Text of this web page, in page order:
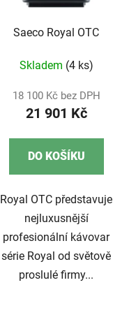
Saeco Royal OTC
Skladem (4 ks)
18 100 Kč bez DPH
21 901 Kč
DO KOŠÍKU
Royal OTC představuje
nejluxusnější
profesionální kávovar
série Royal od světově
proslulé firmy...